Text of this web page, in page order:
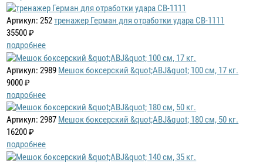
Артикул: 252тренажер Герман для отработки удара CB-1111
35500 ₽
подробнее
Артикул: 2989 Мешок боксерский &quot;ABJ&quot; 100 см, 17 кг.
9000 ₽
подробнее
Артикул: 2987 Мешок боксерский &quot;ABJ&quot; 180 см, 50 кг.
16200 ₽
подробнее